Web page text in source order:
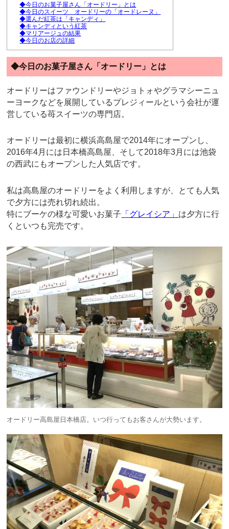
◆今日のお菓子屋さん「オードリー」とは
◆今日のスイーツ オードリーの「オードレーヌ」
◆選んだ紅茶は「キャンディ」
◆キャンディという紅茶
◆マリアージュの結果
◆今日のお店の詳細
◆今日のお菓子屋さん「オードリー」とは
オードリーはファウンドリーやジョトォやグラマシーニュ
ーヨークなどを展開しているプレジィールという会社が運
営している苺スイーツの専門店。
オードリーは最初に横浜高島屋で2014年にオープンし、
2016年4月には日本橋高島屋、そして2018年3月には池袋
の西武にもオープンした人気店です。
私は高島屋のオードリーをよく利用しますが、とても人気
で夕方には売れ切れ続出。
特にブーケの様な可愛いお菓子 「グレイシア」 は夕方に行
くといつも完売です。
オードリー高島屋日本橋店。いつ行ってもお客さんが大勢います。